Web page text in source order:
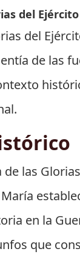
del
del
de las
de las
en la
que